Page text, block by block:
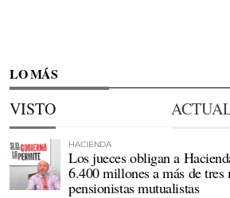
LO MÁS
VISTO
HACIENDA
Los jueces obligan a
6.400 millones a más de tres
pensionistas mutualistas